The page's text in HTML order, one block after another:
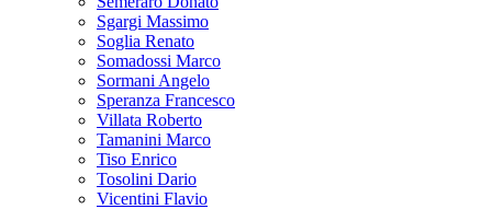
Sgargi Massimo
Soglia Renato
Somadossi Marco
Sormani Angelo
Speranza Francesco
Villata Roberto
Tamanini Marco
Tiso Enrico
Tosolini Dario
Vicentini Flavio